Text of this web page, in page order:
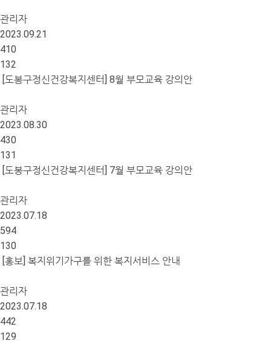
관리자
2023.09.21
410
132
[도봉구정신건강복지센터] 8월 부모교육 강의안
관리자
2023.08.30
430
131
[도봉구정신건강복지센터] 7월 부모교육 강의안
관리자
2023.07.18
594
130
[홍보] 복지위기가구를 위한 복지서비스 안내
관리자
2023.07.18
442
129